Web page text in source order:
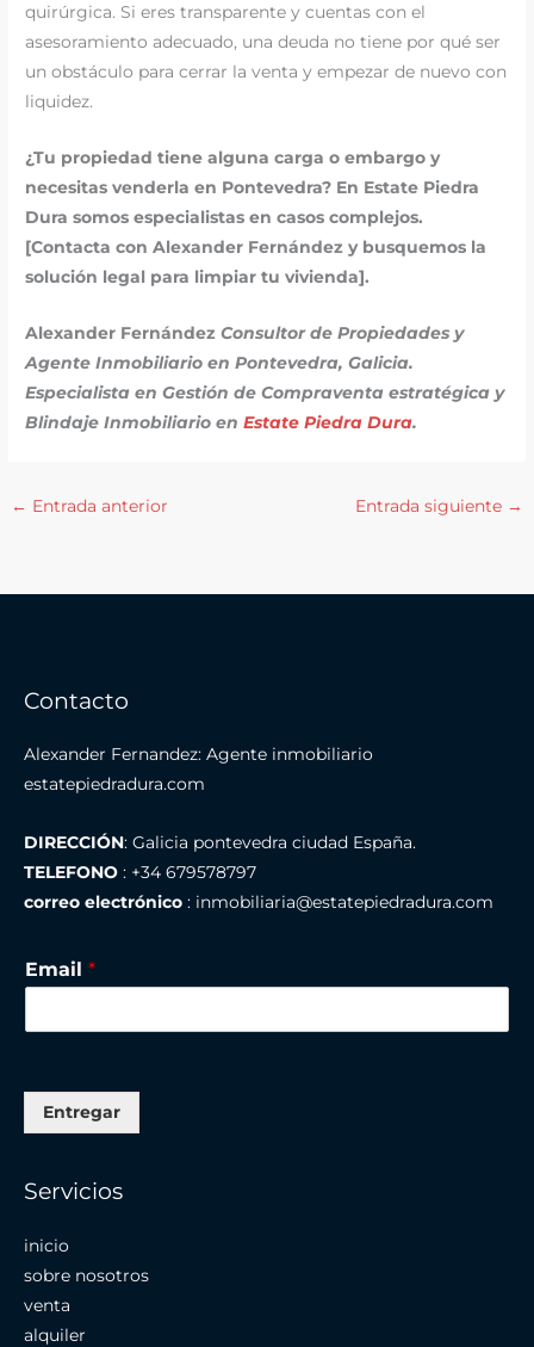
quirúrgica. Si eres transparente y cuentas con el
asesoramiento adecuado, una deuda no tiene por qué ser
un obstáculo para cerrar la venta y empezar de nuevo con
liquidez.
¿Tu propiedad tiene alguna carga o embargo y
necesitas venderla en Pontevedra? En Estate Piedra
Dura somos especialistas en casos complejos.
[Contacta con Alexander Fernández y busquemos la
solución legal para limpiar tu vivienda].
Alexander Fernández Consultor de Propiedades y
Agente Inmobiliario en Pontevedra, Galicia.
Especialista en Gestión de Compraventa estratégica y
Blindaje Inmobiliario enEstate Piedra Dura.
← Entrada anterior Entrada siguiente →
Contacto
Alexander Fernandez: Agente inmobiliario
estatepiedradura.com
DIRECCIÓN: Galicia pontevedra ciudad España.
TELEFONO : +34 679578797
correo electrónico : inmobiliaria@estatepiedradura.com
Email *
Entregar
Servicios
inicio
sobre nosotros
venta
alquiler